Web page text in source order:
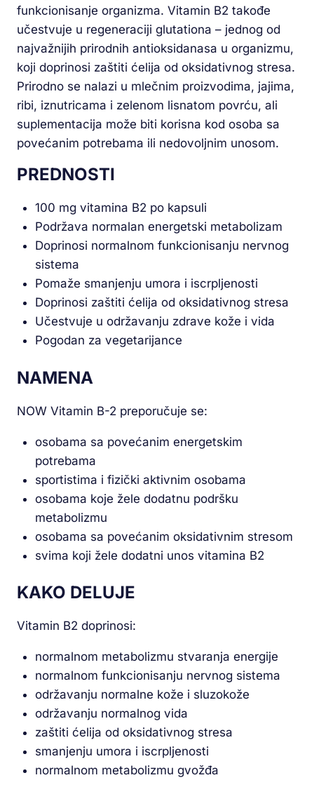
funkcionisanje organizma. Vitamin B2 takođe
učestvuje u regeneraciji glutationa – jednog od
najvažnijih prirodnih antioksidanasa u organizmu,
koji doprinosi zaštiti ćelija od oksidativnog stresa.
Prirodno se nalazi u mlečnim proizvodima, jajima,
ribi, iznutricama i zelenom lisnatom povrću, ali
suplementacija može biti korisna kod osoba sa
povećanim potrebama ili nedovoljnim unosom.
PREDNOSTI
100 mg vitamina B2 po kapsuli
Podržava normalan energetski metabolizam
Doprinosi normalnom funkcionisanju nervnog
sistema
Pomaže smanjenju umora i iscrpljenosti
Doprinosi zaštiti ćelija od oksidativnog stresa
Učestvuje u održavanju zdrave kože i vida
Pogodan za vegetarijance
NAMENA
NOW Vitamin B-2 preporučuje se:
osobama sa povećanim energetskim
potrebama
sportistima i fizički aktivnim osobama
osobama koje žele dodatnu podršku
metabolizmu
osobama sa povećanim oksidativnim stresom
svima koji žele dodatni unos vitamina B2
KAKO DELUJE
Vitamin B2 doprinosi:
normalnom metabolizmu stvaranja energije
normalnom funkcionisanju nervnog sistema
održavanju normalne kože i sluzokože
održavanju normalnog vida
zaštiti ćelija od oksidativnog stresa
smanjenju umora i iscrpljenosti
normalnom metabolizmu gvožđa